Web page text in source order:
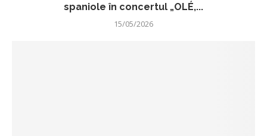
spaniole în concertul „OLÉ,...
15/05/2026